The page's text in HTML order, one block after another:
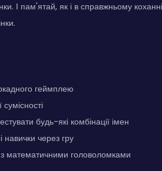
І пам'ятай, як і в справжньому
геймплею
будь-які комбінації імен
навички через гру
математичними головоломками